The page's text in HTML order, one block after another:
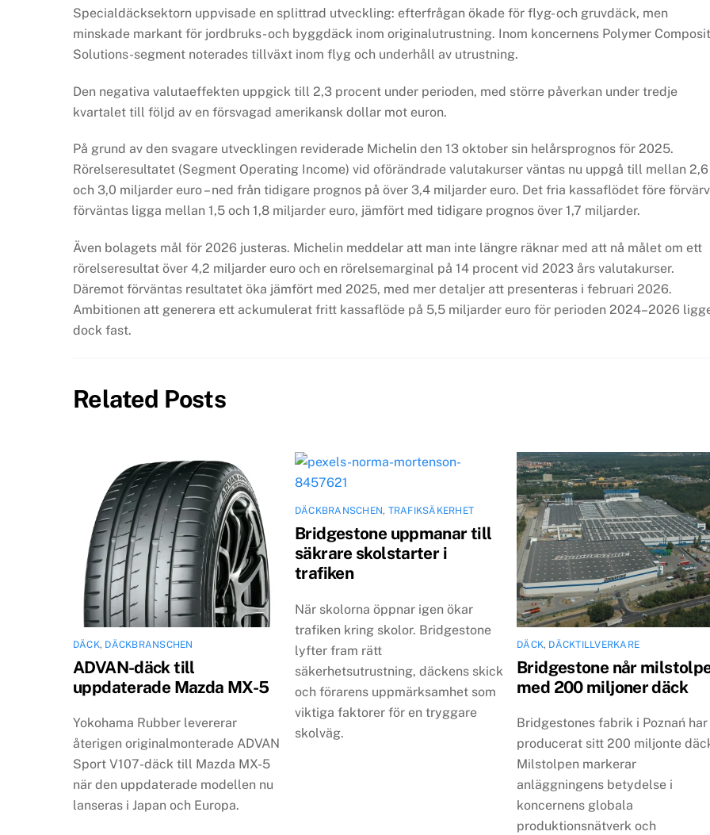
Specialdäcksektorn uppvisade en splittrad utveckling: efterfrågan ökade för flyg- och gruvdäck, men
minskade markant för jordbruks- och byggdäck inom originalutrustning. Inom koncernens Polymer
Solutions-segment noterades tillväxt inom flyg och underhåll av utrustning.
Den negativa valutaeffekten uppgick till 2,3 procent under perioden, med större påverkan under tredje
kvartalet till följd av en försvagad amerikansk dollar mot euron.
På grund av den svagare utvecklingen reviderade Michelin den 13 oktober sin helårsprognos för 2025.
Rörelseresultatet (Segment Operating Income) vid oförändrade valutakurser väntas nu uppgå till mellan 2,6
och 3,0 miljarder euro – ned från tidigare prognos på över 3,4 miljarder euro. Det fria kassaflödet före förvärv
förväntas ligga mellan 1,5 och 1,8 miljarder euro, jämfört med tidigare prognos över 1,7 miljarder.
Även bolagets mål för 2026 justeras. Michelin meddelar att man inte längre räknar med att nå målet om ett
rörelseresultat över 4,2 miljarder euro och en rörelsemarginal på 14 procent vid 2023 års valutakurser.
Däremot förväntas resultatet öka jämfört med 2025, med mer detaljer att presenteras i februari 2026.
Ambitionen att generera ett ackumulerat fritt kassaflöde på 5,5 miljarder euro för perioden 2024–2026
dock fast.
Related Posts
DÄCK, DÄCKBRANSCHEN
ADVAN-däck till
uppdaterade Mazda MX-5
Yokohama Rubber levererar
återigen originalmonterade ADVAN
Sport V107-däck till Mazda MX-5
när den uppdaterade modellen nu
lanseras i Japan och Europa.
DÄCKBRANSCHEN, TRAFIKSÄKERHET
Bridgestone uppmanar till
säkrare skolstarter i
trafiken
När skolorna öppnar igen ökar
trafiken kring skolor. Bridgestone
lyfter fram rätt
säkerhetsutrustning, däckens skick
och förarens uppmärksamhet som
viktiga faktorer för en tryggare
skolväg.
DÄCK, DÄCKTILLVERKARE
Bridgestone når
med 200 miljoner däck
Bridgestones fabrik i Poznań har
producerat sitt 200 miljonte
Milstolpen markerar
anläggningens betydelse i
koncernens globala
produktionsnätverk och